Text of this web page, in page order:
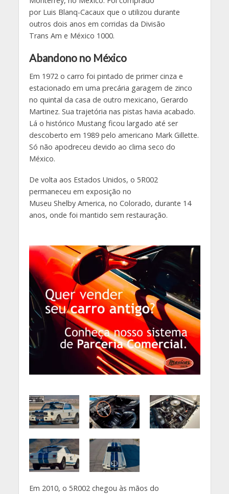
por Luis Blanq-Cacaux que o utilizou durante
outros dois anos em corridas da Divisão
Trans Am e México 1000.
Abandono no México
Em 1972 o carro foi pintado de primer cinza e
estacionado em uma precária garagem de zinco
no quintal da casa de outro mexicano, Gerardo
Martinez. Sua trajetória nas pistas havia acabado.
Lá o histórico Mustang ficou largado até ser
descoberto em 1989 pelo americano Mark Gillette.
Só não apodreceu devido ao clima seco do
México.
De volta aos Estados Unidos, o 5R002
permaneceu em exposição no
Museu ShelbyAmerica, no Colorado, durante 14
anos, onde foi mantido sem restauração.
Em 2010, o 5R002 chegou às mãos do